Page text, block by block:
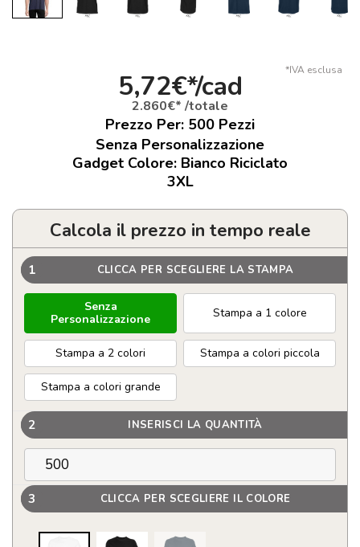
*IVA esclusa
5,72€*/cad
2.860€* /totale
Prezzo Per: 500 Pezzi
Senza Personalizzazione
Gadget Colore: Bianco Riciclato
3XL
Calcola il prezzo in tempo reale
1 CLICCA PER SCEGLIERE LA STAMPA
Senza
Personalizzazione
Stampa a 1 colore
Stampa a 2 colori Stampa a colori piccola
Stampa a colori grande
2 INSERISCI LA QUANTITÀ
3 CLICCA PER SCEGLIERE IL COLORE